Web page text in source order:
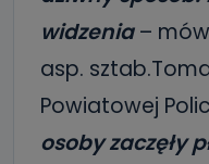
widzenia–
asp.
Powiatowej
osoby zaczęły